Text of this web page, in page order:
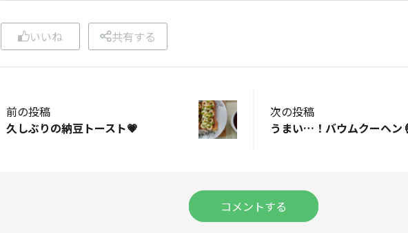
いいね 共有する
前の投稿
久しぶりの納豆トースト💗
次の投稿
うまい…！バウムクーヘン
コメントする